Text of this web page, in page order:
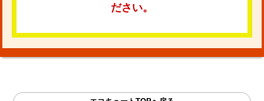
ださい。